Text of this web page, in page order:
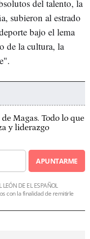
del talento, la
subieron al estrado
bajo el lema
de la cultura, la
Magas. Todo lo que
y liderazgo
APUNTARME
DE EL ESPAÑOL
con la finalidad de remitirle